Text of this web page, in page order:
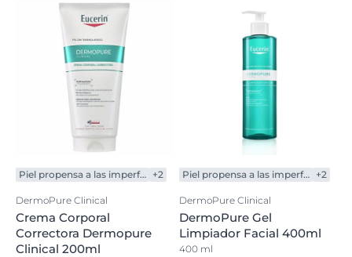
Piel propensa a las imperfecciones +2
DermoPure Clinical
Crema Corporal
Correctora Dermopure
Clinical 200ml
Piel propensa a las imperfecciones +2
DermoPure Clinical
DermoPure Gel
Limpiador Facial 400ml
400 ml